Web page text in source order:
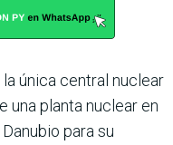
única central nuclear
una planta nuclear en
para su